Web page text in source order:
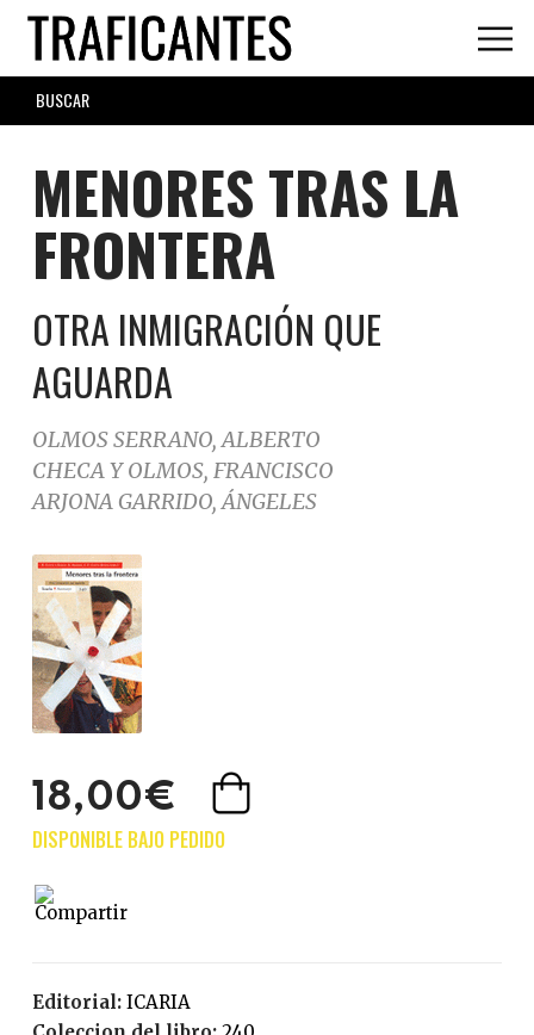
Skip
main
content
SEARCH
FORM
MENORES TRAS LA
FRONTERA
OTRA INMIGRACIÓN QUE
AGUARDA
OLMOS SERRANO, ALBERTO
CHECA Y OLMOS, FRANCISCO
ARJONA GARRIDO, ÁNGELES
18,00€
Editorial: ICARIA